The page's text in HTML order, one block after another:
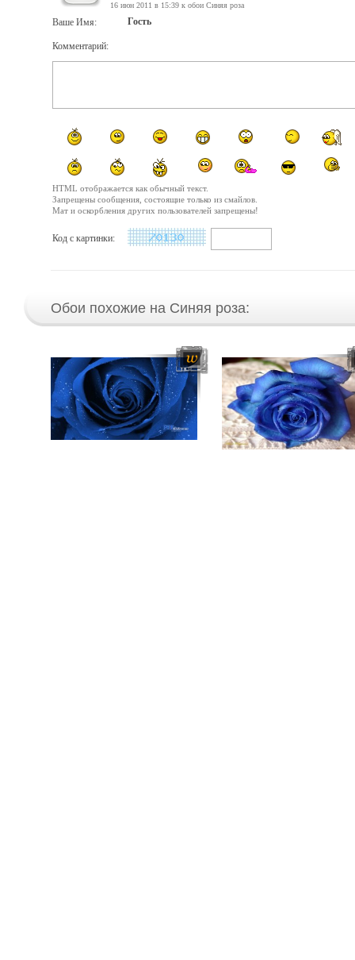
16 июн 2011 в 15:39 к обои Синяя роза
Ваше Имя: Гость
Комментарий:
HTML отображается как обычный текст.
Запрещены сообщения, состоящие только из смайлов.
Мат и оскорбления других пользователей запрещены!
Код с картинки:
Обои похожие на Синяя роза: